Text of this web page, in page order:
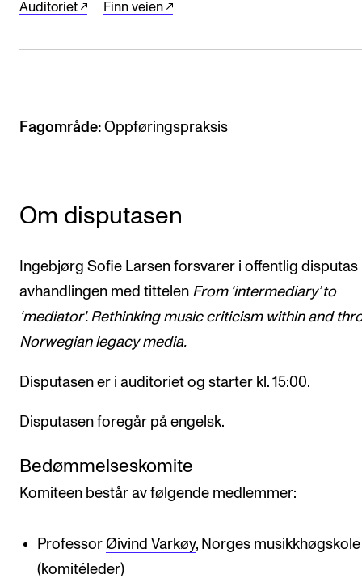
Låne utstyr – lyd, lys og video
ORGANISASJON
Biblioteket
Hvem gjør hva i administrasjonen
Auditoriet Finn veien
Fagområde: Oppføringspraksis
Om disputasen
Ingebjørg Sofie Larsen forsvarer i offentlig disputas
avhandlingen med tittelen From ‘intermediary’ to
‘mediator'. Rethinking music criticism within and
Norwegian legacy media.
Disputasen er i auditoriet og starter kl. 15:00.
Disputasen foregår på engelsk.
Bedømmelseskomite
Komiteen består av følgende medlemmer:
ProfessorØivind Varkøy, Norges musikkhøgskole
(komitéleder)